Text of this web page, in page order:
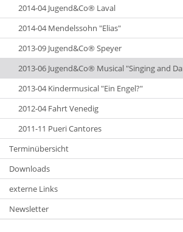
2014-04 Jugend&Co® Laval
2014-04 Mendelssohn "Elias"
2013-09 Jugend&Co® Speyer
2013-06 Jugend&Co® Musical "Singing and
2013-04 Kindermusical "Ein Engel?"
2012-04 Fahrt Venedig
2011-11 Pueri Cantores
Terminübersicht
Downloads
externe Links
Newsletter